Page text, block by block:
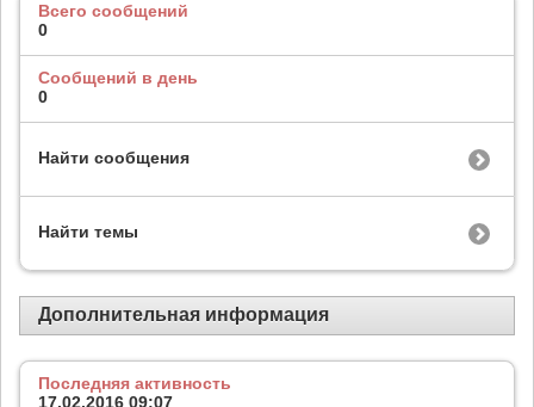
Всего сообщений
0
Сообщений в день
0
Найти сообщения
Найти темы
Дополнительная информация
Последняя активность
17.02.2016 09:07